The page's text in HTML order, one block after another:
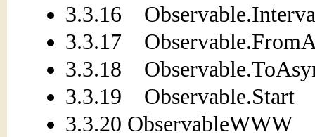
3.3.16
3.3.17
3.3.18
3.3.19 Observable.Start
3.3.20 ObservableWWW